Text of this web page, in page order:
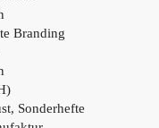
Branding
Sonderhefte